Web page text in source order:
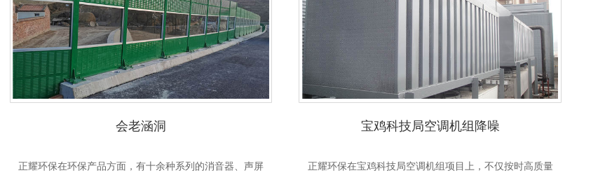
会老涵洞
正耀环保在环保产品方面，有十余种系列的消音器、声屏
宝鸡科技局空调机组降噪
正耀环保在宝鸡科技局空调机组项目上，不仅按时高质量